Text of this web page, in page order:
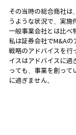
その当時の総合商社は
うような状況で、実施
一般事業会社とは比べ
私は証券会社でM&A
戦略のアドバイスを行
イスはアドバイスに過
っても、事業を創って
に過ぎません。